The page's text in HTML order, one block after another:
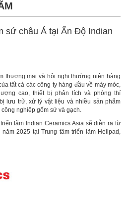
sứ châu Á tại Ấn Độ Indian
thương mại và hội nghị thường niên hàng
tất cả các công ty hàng đầu về máy móc,
cao, thiết bị phân tích và phòng thí
lưu trữ, xử lý vật liệu và nhiều sản phẩm
nghiệp gốm sứ và gạch.
lãm Indian Ceramics Asia sẽ diễn ra từ
2025 tại Trung tâm triển lãm Helipad,